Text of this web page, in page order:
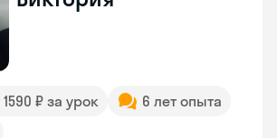
1590 ₽ за урок
6 лет опыта